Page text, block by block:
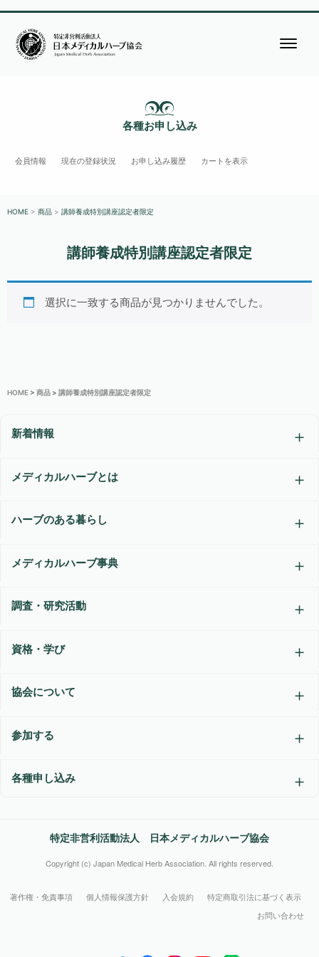
各種お申し込み
会員情報 現在の登録状況 お申し込み履歴 カートを表示
HOME > 商品 > 講師養成特別講座認定者限定
講師養成特別講座認定者限定
選択に一致する商品が見つかりませんでした。
HOME > 商品 > 講師養成特別講座認定者限定
新着情報
メディカルハーブとは
ハーブのある暮らし
メディカルハーブ事典
調査・研究活動
資格・学び
協会について
参加する
各種申し込み
特定非営利活動法人 日本メディカルハーブ協会
Copyright (c) Japan Medical Herb Association. All rights reserved.
著作権・免責事項 個人情報保護方針 入会規約
特定商取引法に基づく表示
お問い合わせ